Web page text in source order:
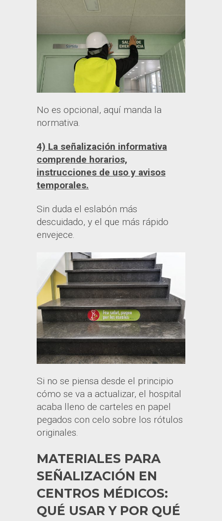
No es opcional, aquí manda la
normativa.
4) La señalización informativa
comprende horarios,
instrucciones de uso y avisos
temporales.
Sin duda el eslabón más
descuidado, y el que más rápido
envejece.
Si no se piensa desde el principio
cómo se va a actualizar, el hospital
acaba lleno de carteles en papel
pegados con celo sobre los rótulos
originales.
MATERIALES PARA
SEÑALIZACIÓN EN
CENTROS MÉDICOS:
QUÉ USAR Y POR QUÉ